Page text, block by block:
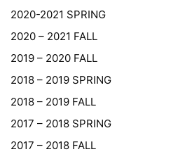
2020-2021 SPRING
2020 – 2021 FALL
2019 – 2020 FALL
2018 – 2019 SPRING
2018 – 2019 FALL
2017 – 2018 SPRING
2017 – 2018 FALL